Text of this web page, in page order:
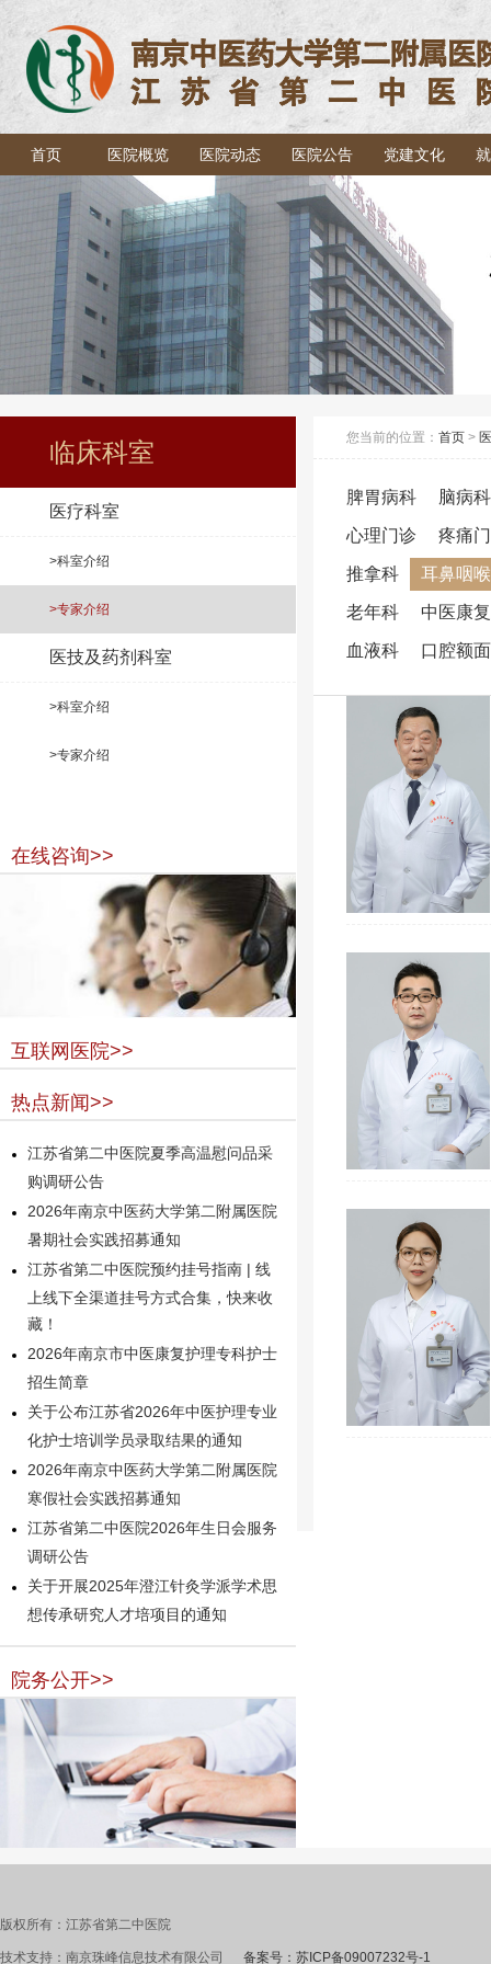
首页 医院概览 医院动态 医院公告 党建文化
临床科室
医疗科室
>科室介绍
>专家介绍
医技及药剂科室
>科室介绍
>专家介绍
在线咨询>>
互联网医院>>
热点新闻>>
江苏省第二中医院夏季高温慰问品采
购调研公告
2026年南京中医药大学第二附属医院
暑期社会实践招募通知
江苏省第二中医院预约挂号指南 | 线
上线下全渠道挂号方式合集，快来收
藏！
2026年南京市中医康复护理专科护士
招生简章
关于公布江苏省2026年中医护理专业
化护士培训学员录取结果的通知
2026年南京中医药大学第二附属医院
寒假社会实践招募通知
江苏省第二中医院2026年生日会服务
调研公告
关于开展2025年澄江针灸学派学术思
想传承研究人才培项目的通知
院务公开>>
您当前的位置： 首页 >
脾胃病科 脑病科
心理门诊 疼痛
推拿科 耳鼻咽
老年科 中医康
血液科 口腔额
版权所有：江苏省第二中医院
技术支持：南京珠峰信息技术有限公司 备案号：苏ICP备09007232号-1